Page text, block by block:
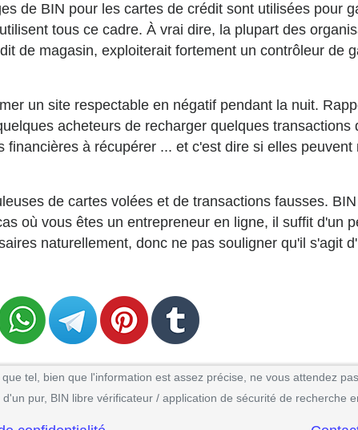
de BIN pour les cartes de crédit sont utilisées pour
tous ce cadre. À vrai dire, la plupart des
de magasin, exploiterait fortement un contrôleur de
un site respectable en négatif pendant la nuit.
acheteurs de recharger quelques transactions
à récupérer ... et c'est dire si elles peuvent
de cartes volées et de transactions fausses.
où vous êtes un entrepreneur en ligne, il suffit d'un
naturellement, donc ne pas souligner qu'il s'agit
tel, bien que l'information est assez précise, ne vous attendez
pur, BIN libre vérificateur / application de sécurité de recherche